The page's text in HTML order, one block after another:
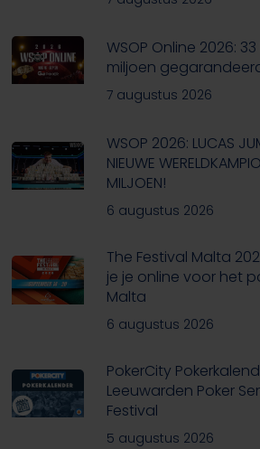
WSOP Online 2026:
miljoen
7 augustus 2026
WSOP 2026: LUCAS
NIEUWE
MILJOEN!
6 augustus 2026
The Festival Malta
je je online voor het
Malta
6 augustus 2026
PokerCity
Leeuwarden Poker
Festival
5 augustus 2026